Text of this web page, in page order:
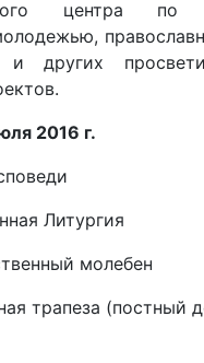
центра
других
2016 г.
Литургия
молебен
трапеза (постный